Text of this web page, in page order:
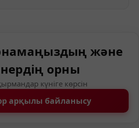
және
орны
күніге көрсін
арқылы байланысу